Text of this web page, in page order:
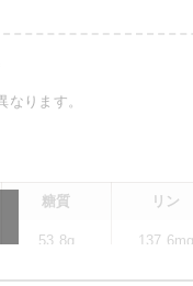
ります。
糖質 リン
53.8g 137.6mg